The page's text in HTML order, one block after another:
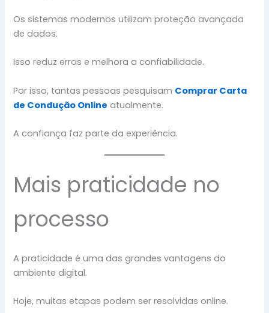
Os sistemas modernos utilizam proteção avançada
de dados.
Isso reduz erros e melhora a confiabilidade.
Por isso, tantas pessoas pesquisam Comprar Carta
de Condução Online atualmente.
A confiança faz parte da experiência.
Mais praticidade no
processo
A praticidade é uma das grandes vantagens do
ambiente digital.
Hoje, muitas etapas podem ser resolvidas online.